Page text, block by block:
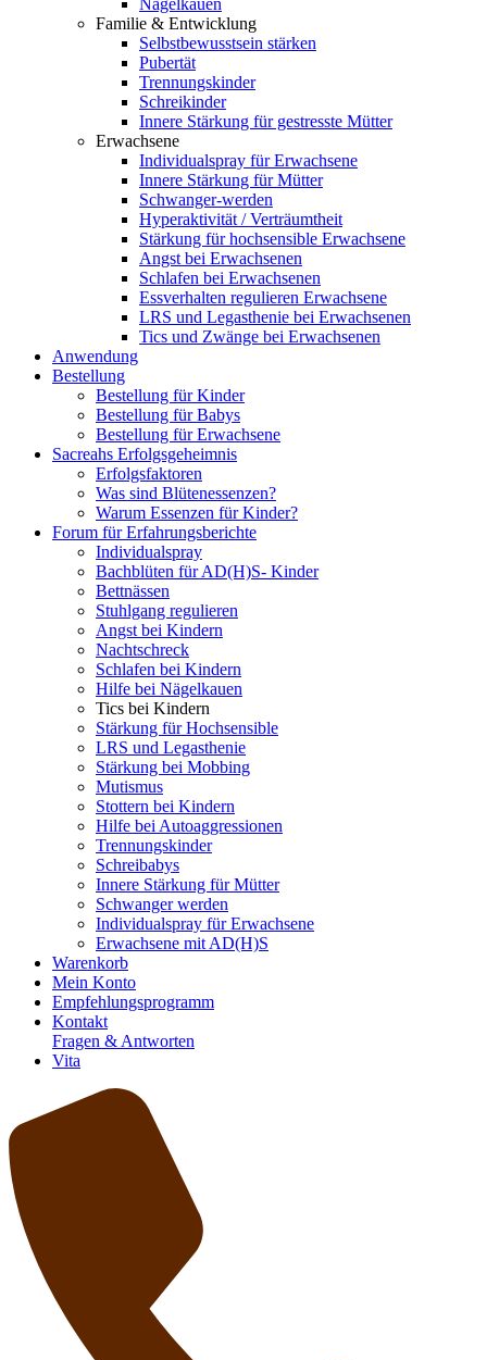
Nägelkauen
Familie & Entwicklung
Selbstbewusstsein stärken
Pubertät
Trennungskinder
Schreikinder
Innere Stärkung für gestresste Mütter
Erwachsene
Individualspray für Erwachsene
Innere Stärkung für Mütter
Schwanger-werden
Hyperaktivität / Verträumtheit
Stärkung für hochsensible Erwachsene
Angst bei Erwachsenen
Schlafen bei Erwachsenen
Essverhalten regulieren Erwachsene
LRS und Legasthenie bei Erwachsenen
Tics und Zwänge bei Erwachsenen
Anwendung
Bestellung
Bestellung für Kinder
Bestellung für Babys
Bestellung für Erwachsene
Sacreahs Erfolgsgeheimnis
Erfolgsfaktoren
Was sind Blütenessenzen?
Warum Essenzen für Kinder?
Forum für Erfahrungsberichte
Individualspray
Bachblüten für AD(H)S- Kinder
Bettnässen
Stuhlgang regulieren
Angst bei Kindern
Nachtschreck
Schlafen bei Kindern
Hilfe bei Nägelkauen
Tics bei Kindern
Stärkung für Hochsensible
LRS und Legasthenie
Stärkung bei Mobbing
Mutismus
Stottern bei Kindern
Hilfe bei Autoaggressionen
Trennungskinder
Schreibabys
Innere Stärkung für Mütter
Schwanger werden
Individualspray für Erwachsene
Erwachsene mit AD(H)S
Warenkorb
Mein Konto
Empfehlungsprogramm
Kontakt
Fragen & Antworten
Vita